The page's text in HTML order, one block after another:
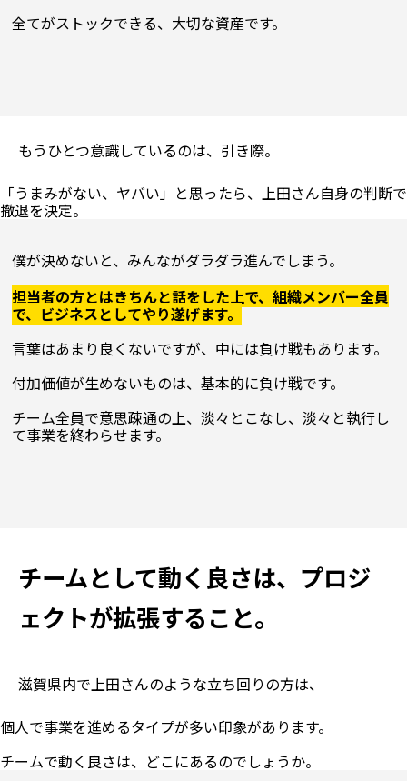
もうひとつ意識しているのは、引き際。
「うまみがない、ヤバい」と思ったら、上田さん自身の判断で
僕が決めないと、みんながダラダラ進んでしまう。
担当者の方とはきちんと話をした上で、組織メンバー全員
で、ビジネスとしてやり遂げます。
言葉はあまり良くないですが、中には負け戦もあります。
付加価値が生めないものは、基本的に負け戦です。
チーム全員で意思疎通の上、淡々とこなし、淡々と執行し
チームとして動く良さは、プロジ
ェクトが拡張すること。
滋賀県内で上田さんのような立ち回りの方は、
個人で事業を進めるタイプが多い印象があります。